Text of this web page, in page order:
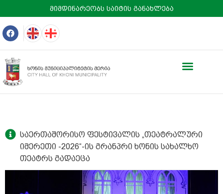
მიმდინარეობს საიტის განახლება
საერთაშორისო ფესტივალის „თეატრალური
იმერეთი -2026“-ის გრანპრი ხონის სახალხო
თეატრს გადაეცა